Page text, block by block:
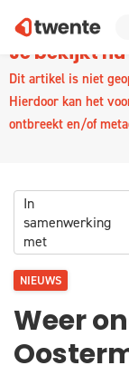
Je bekijkt
Dit artikel is niet
Hierdoor kan het
ontbreekt en/of
In
samenwerking
met
NIEUWS
Weer